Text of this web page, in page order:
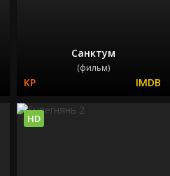
Санктум
(фильм)
HD